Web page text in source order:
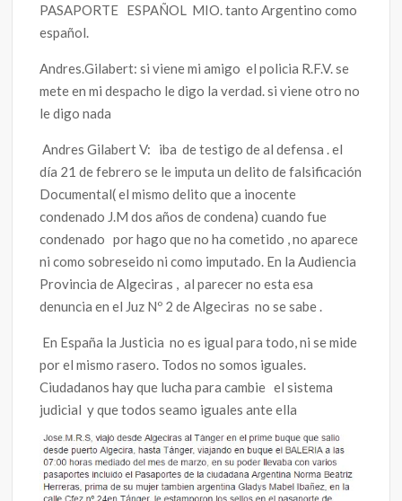
PASAPORTE ESPAÑOL MIO. tanto Argentino como
español.
Andres.Gilabert: si viene mi amigo el policia R.F.V. se
mete en mi despacho le digo la verdad. si viene otro no
le digo nada
Andres Gilabert V: iba de testigo de al defensa . el
día 21 de febrero se le imputa un delito de falsificación
Documental( el mismo delito que a inocente
condenado J.M dos años de condena) cuando fue
condenado por hago que no ha cometido , no aparece
ni como sobreseido ni como imputado. En la Audiencia
Provincia de Algeciras , al parecer no esta esa
denuncia en el Juz Nº 2 de Algeciras no se sabe .
En España la Justicia no es igual para todo, ni se mide
por el mismo rasero. Todos no somos iguales.
Ciudadanos hay que lucha para cambie el sistema
judicial y que todos seamo iguales ante ella